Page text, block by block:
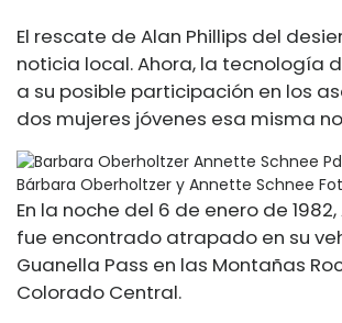
El rescate de Alan Phillips del
noticia local. Ahora, la tecnología
a su posible participación en los
dos mujeres jóvenes esa misma
Bárbara Oberholtzer y Annette Schnee
En la noche del 6 de enero de 1982,
fue encontrado atrapado en su
Guanella Pass en las Montañas
Colorado Central.